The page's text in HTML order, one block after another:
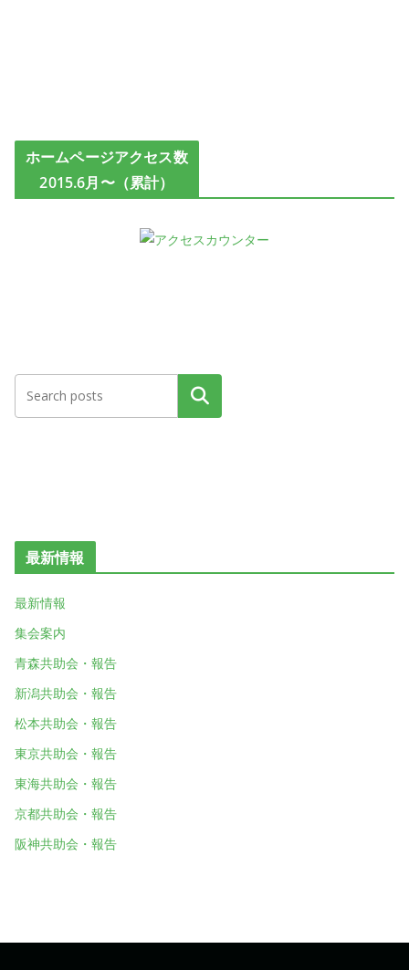
ホームページアクセス数
2015.6月〜（累計）
検索
最新情報
最新情報
集会案内
青森共助会・報告
新潟共助会・報告
松本共助会・報告
東京共助会・報告
東海共助会・報告
京都共助会・報告
阪神共助会・報告